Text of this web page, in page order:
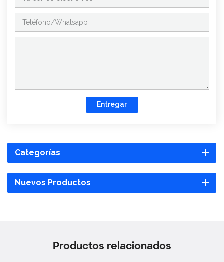
Entregar
Categorías
Nuevos Productos
Productos relacionados